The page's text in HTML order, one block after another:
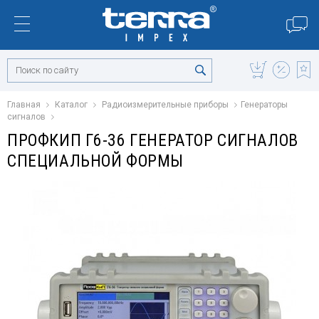
Главная Каталог Радиоизмерительные приборы
Генераторы
сигналов
ПРОФКИП Г6-36 ГЕНЕРАТОР СИГНАЛОВ
СПЕЦИАЛЬНОЙ ФОРМЫ